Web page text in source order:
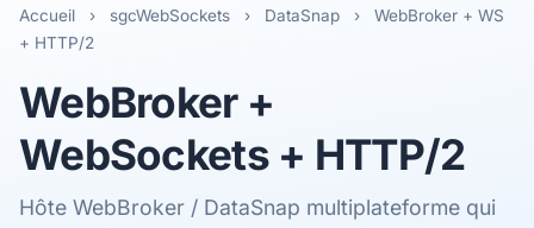
Accueil › sgcWebSockets › DataSnap ›
WebBroker + WS
+ HTTP/2
WebBroker+
WebSockets + HTTP/2
Hôte WebBroker / DataSnap multiplateforme qui